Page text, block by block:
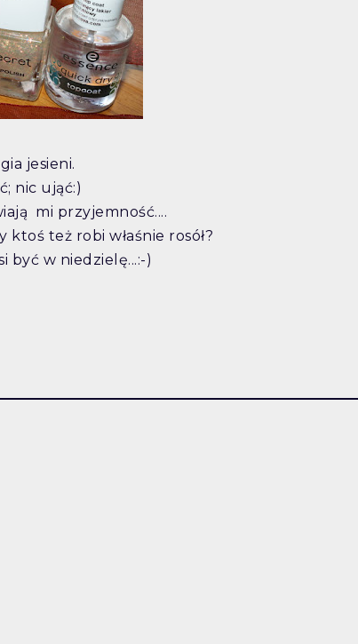
jesieni.
nic ująć:)
mi przyjemność....
ktoś też robi właśnie rosół?
w niedzielę...:-)